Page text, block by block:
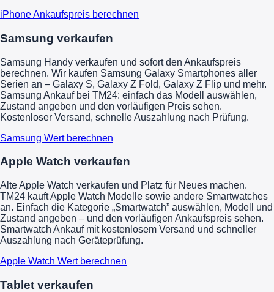
iPhone Ankaufspreis berechnen
Samsung verkaufen
Samsung Handy verkaufen und sofort den Ankaufspreis
berechnen. Wir kaufen Samsung Galaxy Smartphones aller
Serien an – Galaxy S, Galaxy Z Fold, Galaxy Z Flip und mehr.
Samsung Ankauf bei TM24: einfach das Modell auswählen,
Zustand angeben und den vorläufigen Preis sehen.
Kostenloser Versand, schnelle Auszahlung nach Prüfung.
Samsung Wert berechnen
Apple Watch verkaufen
Alte Apple Watch verkaufen und Platz für Neues machen.
TM24 kauft Apple Watch Modelle sowie andere Smartwatches
an. Einfach die Kategorie „Smartwatch” auswählen, Modell und
Zustand angeben – und den vorläufigen Ankaufspreis sehen.
Smartwatch Ankauf mit kostenlosem Versand und schneller
Auszahlung nach Geräteprüfung.
Apple Watch Wert berechnen
Tablet verkaufen